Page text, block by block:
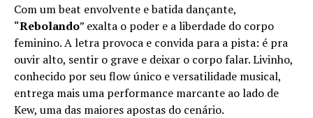
Com um beat envolvente e batida dançante,
“Rebolando” exalta o poder e a liberdade do corpo
feminino. A letra provoca e convida para a pista: é pra
ouvir alto, sentir o grave e deixar o corpo falar. Livinho,
conhecido por seu flow único e versatilidade musical,
entrega mais uma performance marcante ao lado de
Kew, uma das maiores apostas do cenário.